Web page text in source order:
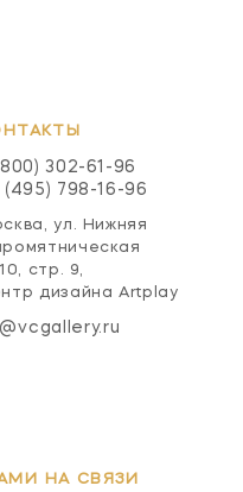
302-61-96
(495) 798-16-96
ул. Нижняя
стр. 9,
дизайна Artplay
НА СВЯЗИ